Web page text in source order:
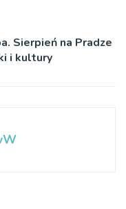
Sierpień na Pradze
i kultury